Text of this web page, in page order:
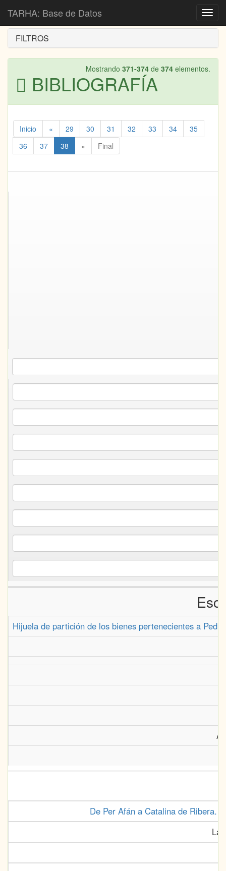
TARHA: Base de Datos
Inicio Bibliografía
FILTROS
Mostrando 371-374 de 374 elementos.
BIBLIOGRAFÍA
Inicio « 29 30 31 32 33 34
35
36
37 38 » Final
Hijuela de partición de los bienes pertenecientes a
De Per Afán a Catalina de Ribera.